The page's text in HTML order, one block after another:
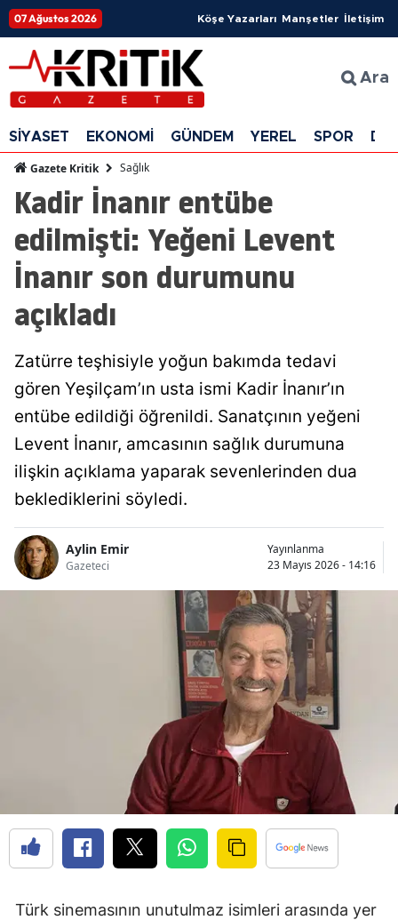
07 Ağustos 2026 Köşe Yazarları Manşetler İletişim
Ara
SİYASET EKONOMİ GÜNDEM YEREL SPOR
Gazete Kritik Sağlık
Kadir İnanır entübe
edilmişti: Yeğeni Levent
İnanır son durumunu
açıkladı
Zatürre teşhisiyle yoğun bakımda tedavi
gören Yeşilçam’ın usta ismi Kadir İnanır’ın
entübe edildiği öğrenildi. Sanatçının yeğeni
Levent İnanır, amcasının sağlık durumuna
ilişkin açıklama yaparak sevenlerinden dua
beklediklerini söyledi.
Aylin Emir
Gazeteci
Yayınlanma
23 Mayıs 2026 - 14:16
Türk sinemasının unutulmaz isimleri arasında yer